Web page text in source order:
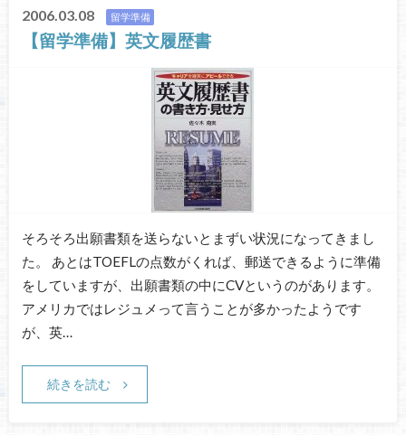
2006.03.08 留学準備
【留学準備】英文履歴書
そろそろ出願書類を送らないとまずい状況になってきまし
た。 あとはTOEFLの点数がくれば、郵送できるように準備
をしていますが、出願書類の中にCVというのがあります。
アメリカではレジュメって言うことが多かったようです
が、英…
続きを読む